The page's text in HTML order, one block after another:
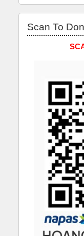
Scan To